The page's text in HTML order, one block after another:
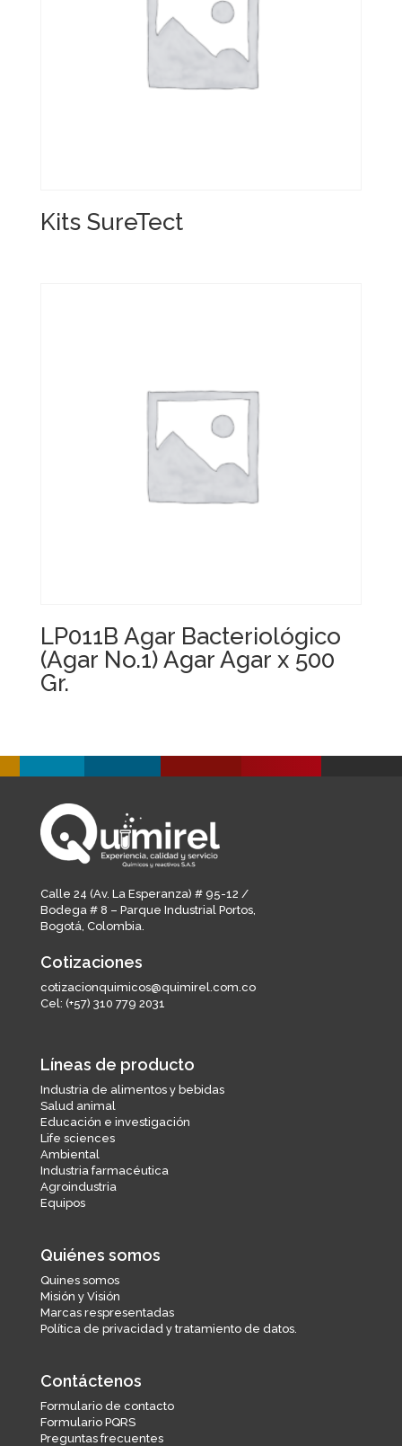
Kits SureTect
LP011B Agar Bacteriológico
(Agar No.1) Agar Agar x 500
Gr.
Calle 24 (Av. La Esperanza) # 95-12 /
Bodega # 8 – Parque Industrial Portos,
Bogotá, Colombia.
Cotizaciones
cotizacionquimicos@quimirel.com.co
Cel: (+57) 310 779 2031
Líneas de producto
Industria de alimentos y bebidas
Salud animal
Educación e investigación
Life sciences
Ambiental
Industria farmacéutica
Agroindustria
Equipos
Quiénes somos
Quines somos
Misión y Visión
Marcas respresentadas
Política de privacidad y tratamiento de datos.
Contáctenos
Formulario de contacto
Formulario PQRS
Preguntas frecuentes